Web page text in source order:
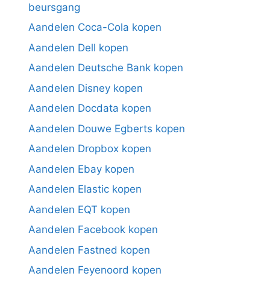
beursgang
Aandelen Coca-Cola kopen
Aandelen Dell kopen
Aandelen Deutsche Bank kopen
Aandelen Disney kopen
Aandelen Docdata kopen
Aandelen Douwe Egberts kopen
Aandelen Dropbox kopen
Aandelen Ebay kopen
Aandelen Elastic kopen
Aandelen EQT kopen
Aandelen Facebook kopen
Aandelen Fastned kopen
Aandelen Feyenoord kopen